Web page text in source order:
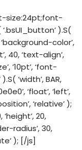
size:24pt;font-
‘.bsUI_button’ ).S(
‘background-color’,
40, ‘text-align’,
’10pt’, ‘font-
‘width’, BAR,
‘float’, ‘left’,
‘relative’ );
‘height’, 20,
radius’, 30,
); [/js]